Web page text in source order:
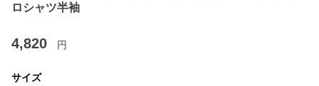
ロシャツ半袖
4,820 円
サイズ